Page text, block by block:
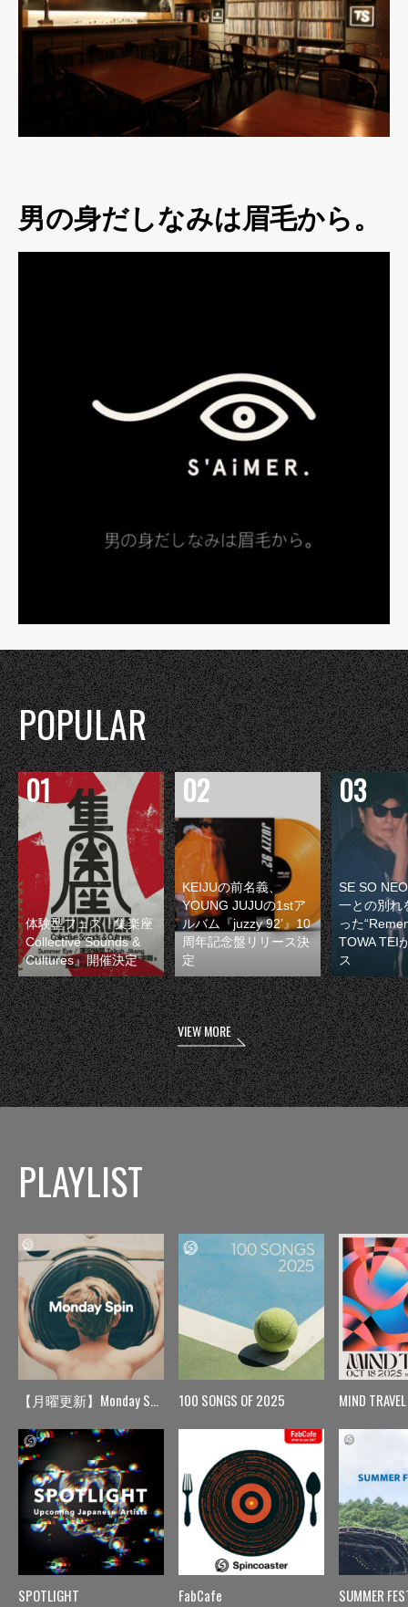
男の身だしなみは眉毛から。
POPULAR
体験型フェス『集楽座
Collective Sounds &
Cultures』開催決定
KEIJUの前名義、
YOUNG JUJUの1stア
ルバム『juzzy 92’』10
周年記念盤リリース決
定
SE SO
一との別れ
った
TOWA TEI
ス
VIEW MORE
PLAYLIST
【月曜更新】Monday Spin
SPOTLIGHT
100 SONGS OF 2025
FabCafe
MIND TRAVEL
SUMMER